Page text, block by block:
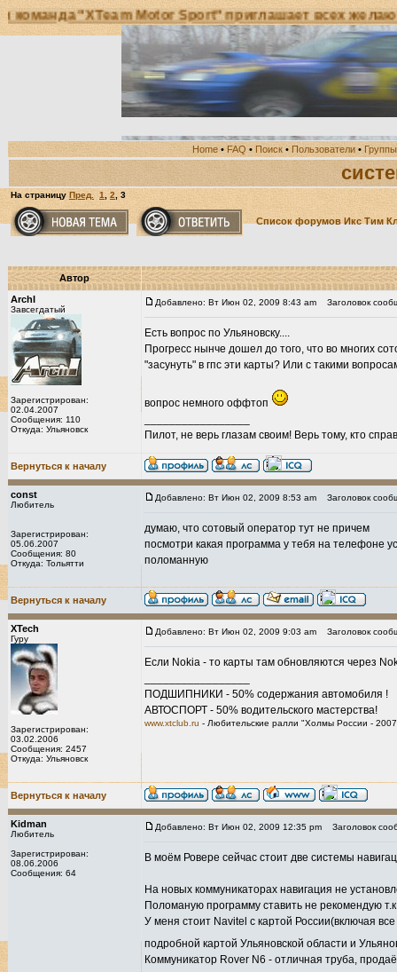
"XTeam Motor Sport" приглашает всех
Home • FAQ • Поиск • Пользователи • Группы
На страницу Пред. 1 2 3
Список форумов Икс Тим
Автор
ArchI
Завсегдатый
Зарегистрирован:
02.04.2007
Сообщения: 110
Откуда: Ульяновск
Добавлено: Вт Июн 02, 2009 8:43 am Заголовок
Есть вопрос по Ульяновску....
Прогресс нынче дошел до того, что во многих
"засунуть" в гпс эти карты? Или с такими
вопрос немного оффтоп
Пилот, не верь глазам своим! Верь тому, кто
Вернуться к началу
const
Любитель
Зарегистрирован:
05.06.2007
Сообщения: 80
Откуда: Тольятти
Добавлено: Вт Июн 02, 2009 8:53 am Заголовок
думаю, что сотовый оператор тут не причем
посмотри какая программа у тебя на телефоне
поломанную
Вернуться к началу
XTech
Гуру
Зарегистрирован:
03.02.2006
Сообщения: 2457
Откуда: Ульяновск
Добавлено: Вт Июн 02, 2009 9:03 am Заголовок
Если Nokia - то карты там обновляются через
ПОДШИПНИКИ - 50% содержания автомобиля !
АВТОСПОРТ - 50% водительского мастерства!
www.xtclub.ru - Любительские ралли "Холмы России -
Вернуться к началу
Kidman
Любитель
Зарегистрирован:
08.06.2006
Сообщения: 64
Добавлено: Вт Июн 02, 2009 12:35 pm Заголовок
В моём Ровере сейчас стоит две системы
На новых коммуникаторах навигация не
Поломаную программу ставить не рекомендую
У меня стоит Navitel с картой России(включая
подробной картой Ульяновской области и
Коммуникатор Rover N6 - отличная труба,